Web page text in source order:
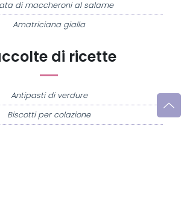
di ricette
Antipasti di verdure
Biscotti per colazione
di maccheroni al salame
Amatriciana gialla